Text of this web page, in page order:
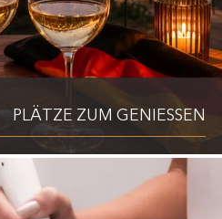
PLÄTZE ZUM GENIESSEN